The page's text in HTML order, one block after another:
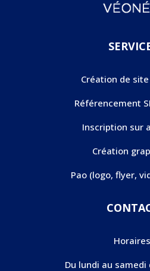
Création de
Référencement
Inscription sur
Création
Pao (logo, flyer,
Du lundi au samedi